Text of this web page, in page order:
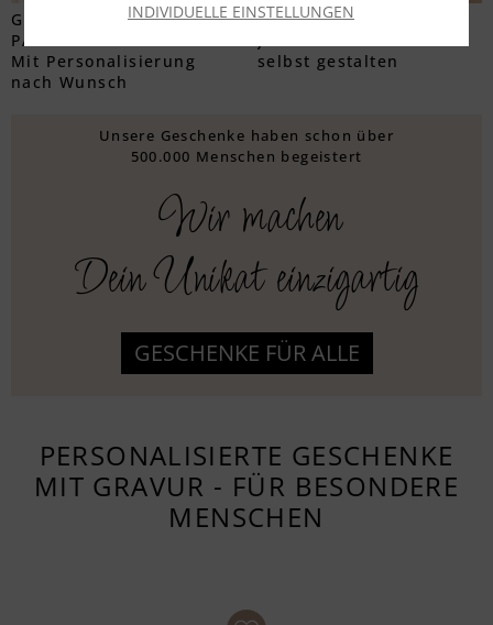
GESCHENKE FÜR DEINEN
PARTNER
Mit Personalisierung
nach Wunsch
GLÄSER MIT GRAVUR
selbst gestalten
Unsere Geschenke haben schon über
500.000 Menschen begeistert
Wir machen
Dein Unikat einzigartig
GESCHENKE FÜR ALLE
PERSONALISIERTE GESCHENKE
MIT GRAVUR - FÜR BESONDERE
MENSCHEN
INDIVIDUELLE EINSTELLUNGEN